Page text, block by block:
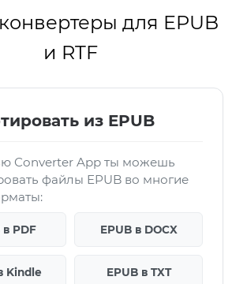
для EPUB
и RTF
из EPUB
Converter App ты можешь
файлы EPUB во многие
в PDF EPUB в DOCX
Kindle EPUB в TXT